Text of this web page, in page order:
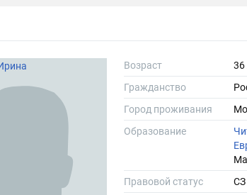
Возраст
36
Гражданство
Город проживания
Образование
Правовой статус
СЗ